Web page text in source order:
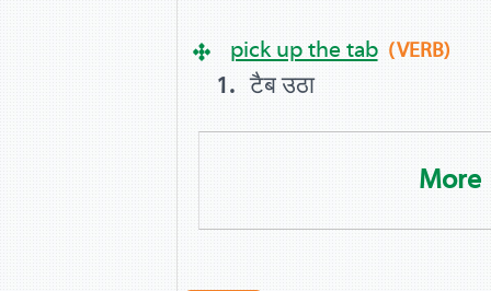
pick up the tab (VERB)
टैब उठा
More